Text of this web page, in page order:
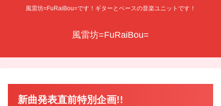
風雷坊=FuRaiBou=です！ギターとベースの音楽ユニットです！
風雷坊=FuRaiBou=
新曲発表直前特別企画!!